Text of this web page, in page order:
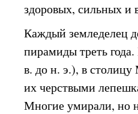
здоровых, сильных и
Каждый земледелец
пирамиды треть
в. до н. э.), в
их черствыми
Многие умирали, но